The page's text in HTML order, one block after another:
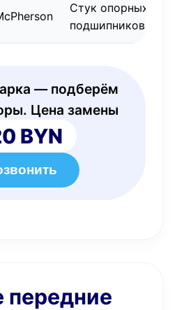
Стук опорных
подшипников
— подберём
Цена замены
BYN
передние